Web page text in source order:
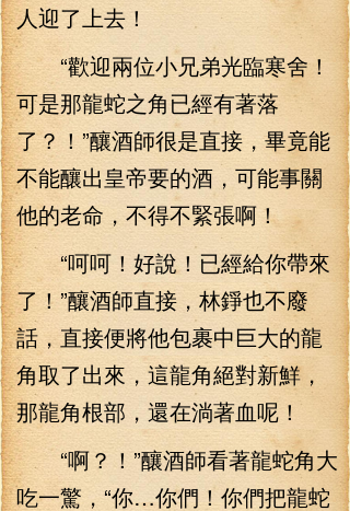
人迎了上去！
“歡迎兩位小兄弟光臨寒舍！
可是那龍蛇之角已經有著落
了？！”釀酒師很是直接，畢竟能
不能釀出皇帝要的酒，可能事關
他的老命，不得不緊張啊！
“呵呵！好說！已經給你帶來
了！”釀酒師直接，林錚也不廢
話，直接便將他包裹中巨大的龍
角取了出來，這龍角絕對新鮮，
那龍角根部，還在淌著血呢！
“啊？！”釀酒師看著龍蛇角大
吃一驚，“你…你們！你們把龍蛇